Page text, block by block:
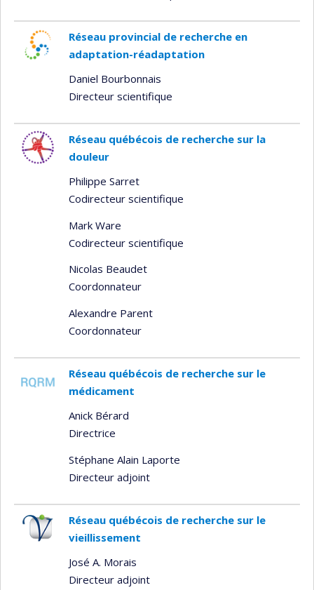
Réseau provincial de recherche en
adaptation-réadaptation
Daniel Bourbonnais
Directeur scientifique
Réseau québécois de recherche sur la
douleur
Philippe Sarret
Codirecteur scientifique
Mark Ware
Codirecteur scientifique
Nicolas Beaudet
Coordonnateur
Alexandre Parent
Coordonnateur
Réseau québécois de recherche sur le
médicament
Anick Bérard
Directrice
Stéphane Alain Laporte
Directeur adjoint
Réseau québécois de recherche sur le
vieillissement
José A. Morais
Directeur adjoint